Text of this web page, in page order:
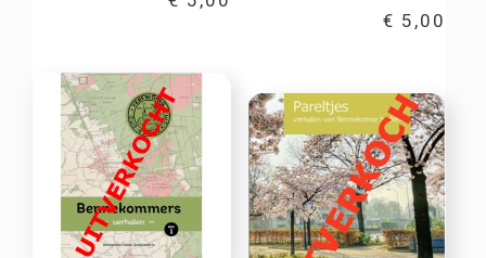
€ 5,00